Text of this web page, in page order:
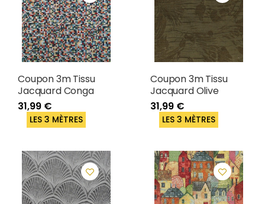
Coupon 3m Tissu
Jacquard Conga
31,99 €
LES 3 MÈTRES
Coupon 3m Tissu
Jacquard Olive
31,99 €
LES 3 MÈTRES